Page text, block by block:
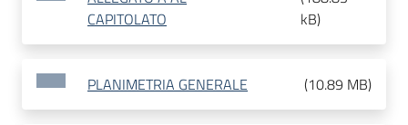
CAPITOLATO
kB)
PLANIMETRIA GENERALE (10.89 MB)